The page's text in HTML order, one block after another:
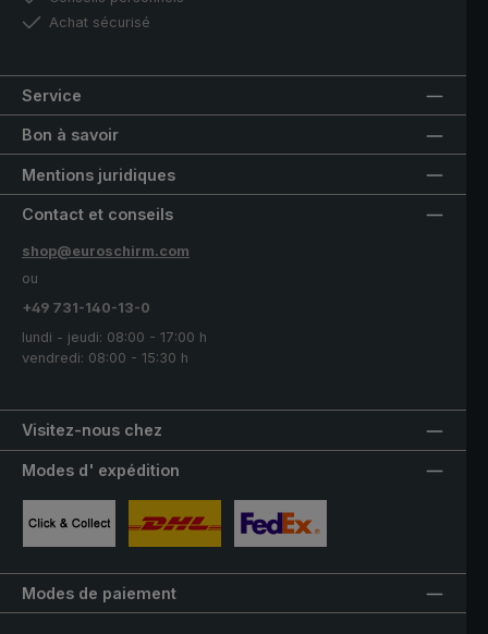
Achat sécurisé
Service
Bon à savoir
Mentions juridiques
Visitez-nous chez
Contact et conseils
shop@euroschirm.com
ou
+49 731-140-13-0
lundi - jeudi: 08:00 - 17:00 h
vendredi: 08:00 - 15:30 h
Modes d' expédition
Modes de paiement